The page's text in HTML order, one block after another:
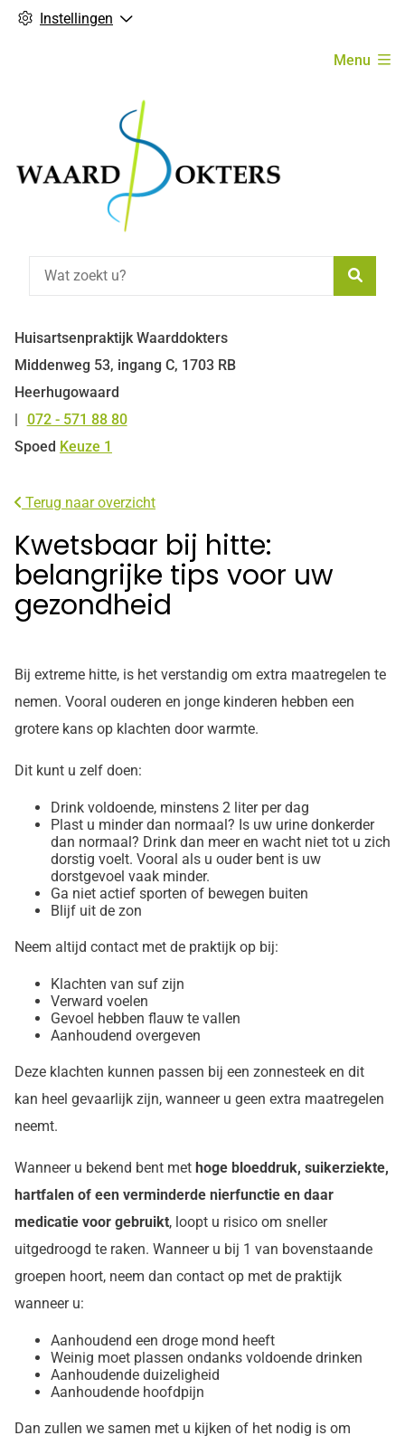
Instellingen
Menu
Huisartsenpraktijk Waarddokters
Middenweg 53, ingang C, 1703 RB
Heerhugowaard
Tel:
072 - 571 88 80
Spoed Keuze 1
Terug naar overzicht
Kwetsbaar bij hitte:
belangrijke tips voor uw
gezondheid
Bij extreme hitte, is het verstandig om extra maatregelen te
nemen. Vooral ouderen en jonge kinderen hebben een
grotere kans op klachten door warmte.
Dit kunt u zelf doen:
Drink voldoende, minstens 2 liter per dag
Plast u minder dan normaal? Is uw urine donkerder
dan normaal? Drink dan meer en wacht niet tot u zich
dorstig voelt. Vooral als u ouder bent is uw
dorstgevoel vaak minder.
Ga niet actief sporten of bewegen buiten
Blijf uit de zon
Neem altijd contact met de praktijk op bij:
Klachten van suf zijn
Verward voelen
Gevoel hebben flauw te vallen
Aanhoudend overgeven
Deze klachten kunnen passen bij een zonnesteek en dit
kan heel gevaarlijk zijn, wanneer u geen extra maatregelen
neemt.
Wanneer u bekend bent met hoge bloeddruk, suikerziekte,
hartfalen of een verminderde nierfunctie en daar
medicatie voor gebruikt, loopt u risico om sneller
uitgedroogd te raken. Wanneer u bij 1 van bovenstaande
groepen hoort, neem dan contact op met de praktijk
wanneer u:
Aanhoudend een droge mond heeft
Weinig moet plassen ondanks voldoende drinken
Aanhoudende duizeligheid
Aanhoudende hoofdpijn
Dan zullen we samen met u kijken of het nodig is om